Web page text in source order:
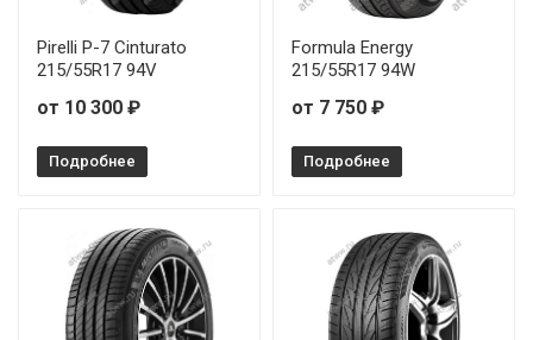
Pirelli P-7 Cinturato
215/55R17 94V
от 10 300 ₽
Подробнее
Formula Energy
215/55R17 94W
от 7 750 ₽
Подробнее